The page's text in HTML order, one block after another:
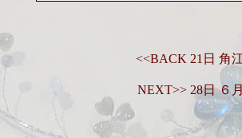
<<BACK 21日 角
NEXT>> 28日 ６